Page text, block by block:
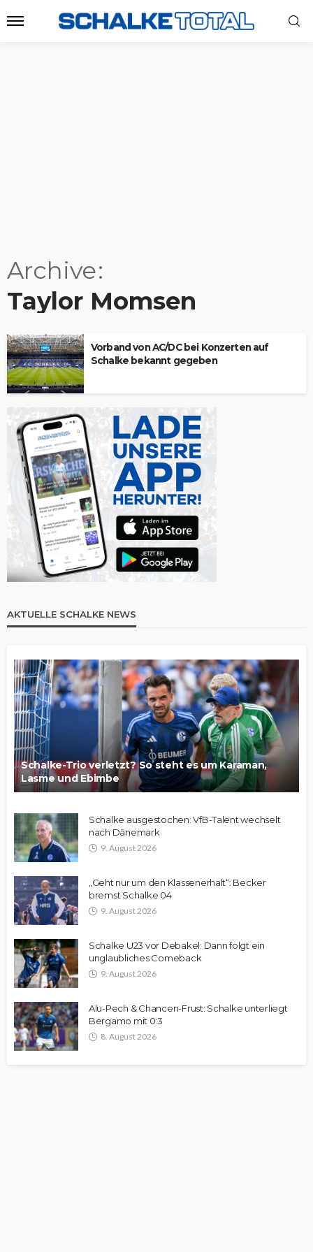
Archive
Taylor Momsen
Vorband von AC/DC bei Konzerten auf
Schalke bekannt gegeben
AKTUELLE SCHALKE NEWS
Schalke-Trio verletzt? So steht es um Karaman,
Lasme und Ebimbe
Schalke ausgestochen: VfB-Talent wechselt
nach Dänemark
9. August 2026
„Geht nur um den Klassenerhalt“: Becker
bremst Schalke 04
9. August 2026
Schalke U23 vor Debakel: Dann folgt ein
unglaubliches Comeback
9. August 2026
Alu-Pech & Chancen-Frust: Schalke unterliegt
Bergamo mit 0:3
8. August 2026